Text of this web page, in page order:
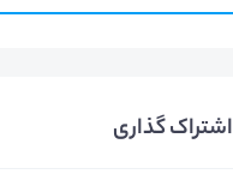
اشتراک گذاری